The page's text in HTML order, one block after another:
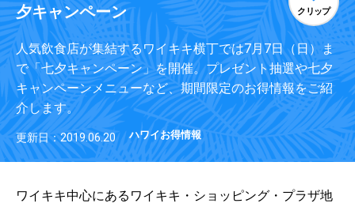
夕キャンペーン
クリップ
人気飲食店が集結するワイキキ横丁では7月7日（日）ま
で「七夕キャンペーン」を開催。プレゼント抽選や七夕
キャンペーンメニューなど、期間限定のお得情報をご紹
介します。
更新日：2019.06.20 ハワイお得情報
ワイキキ中心にあるワイキキ・ショッピング・プラザ地